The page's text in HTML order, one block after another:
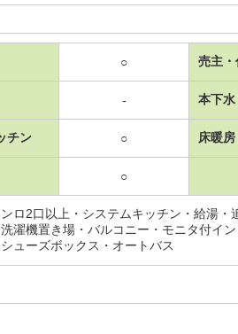
○ 売主・
- 本下水
チン ○ 床暖房
○
ロ2口以上・システムキッチン・給湯
濯機置き場・バルコニー・モニタ付イ
ューズボックス・オートバス